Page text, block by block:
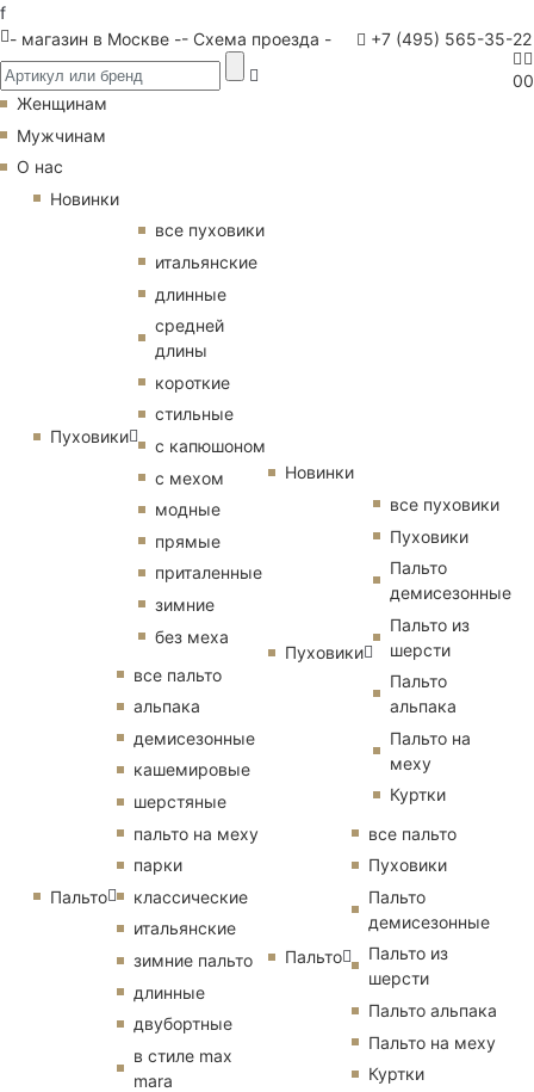
f
- магазин в Москве -- Схема проезда - +7 (495) 565-35-22
00
Женщинам
Мужчинам
О нас
Новинки
Пуховики
все пуховики
итальянские
длинные
средней
длины
короткие
стильные
с капюшоном
с мехом
модные
прямые
приталенные
зимние
без меха
Пальто
все пальто
альпака
демисезонные
кашемировые
шерстяные
пальто на меху
парки
классические
итальянские
зимние пальто
длинные
двубортные
в стиле max
mara
Новинки
Пуховики
все пуховики
Пуховики
Пальто
демисезонные
Пальто из
шерсти
Пальто
альпака
Пальто на
меху
Куртки
Пальто
все пальто
Пуховики
Пальто
демисезонные
Пальто из
шерсти
Пальто альпака
Пальто на меху
Куртки